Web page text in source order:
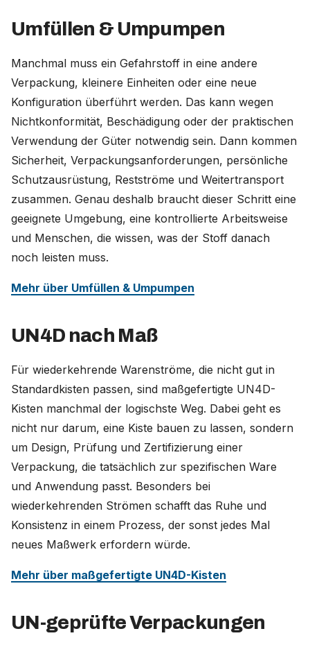
Umfüllen & Umpumpen
Manchmal muss ein Gefahrstoff in eine andere
Verpackung, kleinere Einheiten oder eine neue
Konfiguration überführt werden. Das kann wegen
Nichtkonformität, Beschädigung oder der praktischen
Verwendung der Güter notwendig sein. Dann kommen
Sicherheit, Verpackungsanforderungen, persönliche
Schutzausrüstung, Restströme und Weitertransport
zusammen. Genau deshalb braucht dieser Schritt eine
geeignete Umgebung, eine kontrollierte Arbeitsweise
und Menschen, die wissen, was der Stoff danach
noch leisten muss.
Mehr über Umfüllen & Umpumpen
UN4D nach Maß
Für wiederkehrende Warenströme, die nicht gut in
Standardkisten passen, sind maßgefertigte UN4D-
Kisten manchmal der logischste Weg. Dabei geht es
nicht nur darum, eine Kiste bauen zu lassen, sondern
um Design, Prüfung und Zertifizierung einer
Verpackung, die tatsächlich zur spezifischen Ware
und Anwendung passt. Besonders bei
wiederkehrenden Strömen schafft das Ruhe und
Konsistenz in einem Prozess, der sonst jedes Mal
neues Maßwerk erfordern würde.
Mehr über maßgefertigte UN4D-Kisten
UN-geprüfte Verpackungen